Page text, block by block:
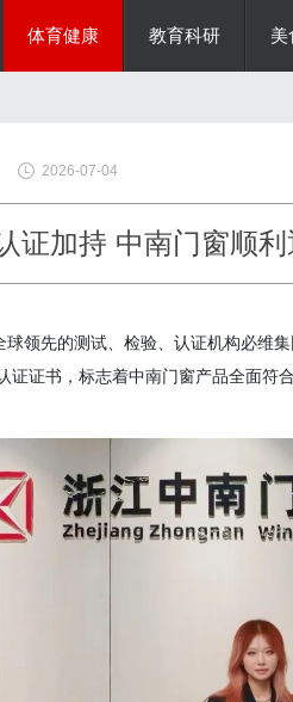
体育健康 教育科研 美
2026-07-04
证加持 中南门窗顺
球领先的测试、检验、认证机构必维
证证书，标志着中南门窗产品全面符